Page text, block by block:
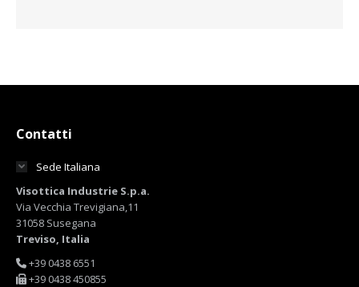
Contatti
Sede Italiana
Visottica Industrie S.p.a.
Via Vecchia Trevigiana,11
31058 Susegana
Treviso, Italia
+39 0438 6551
+39 0438 450855